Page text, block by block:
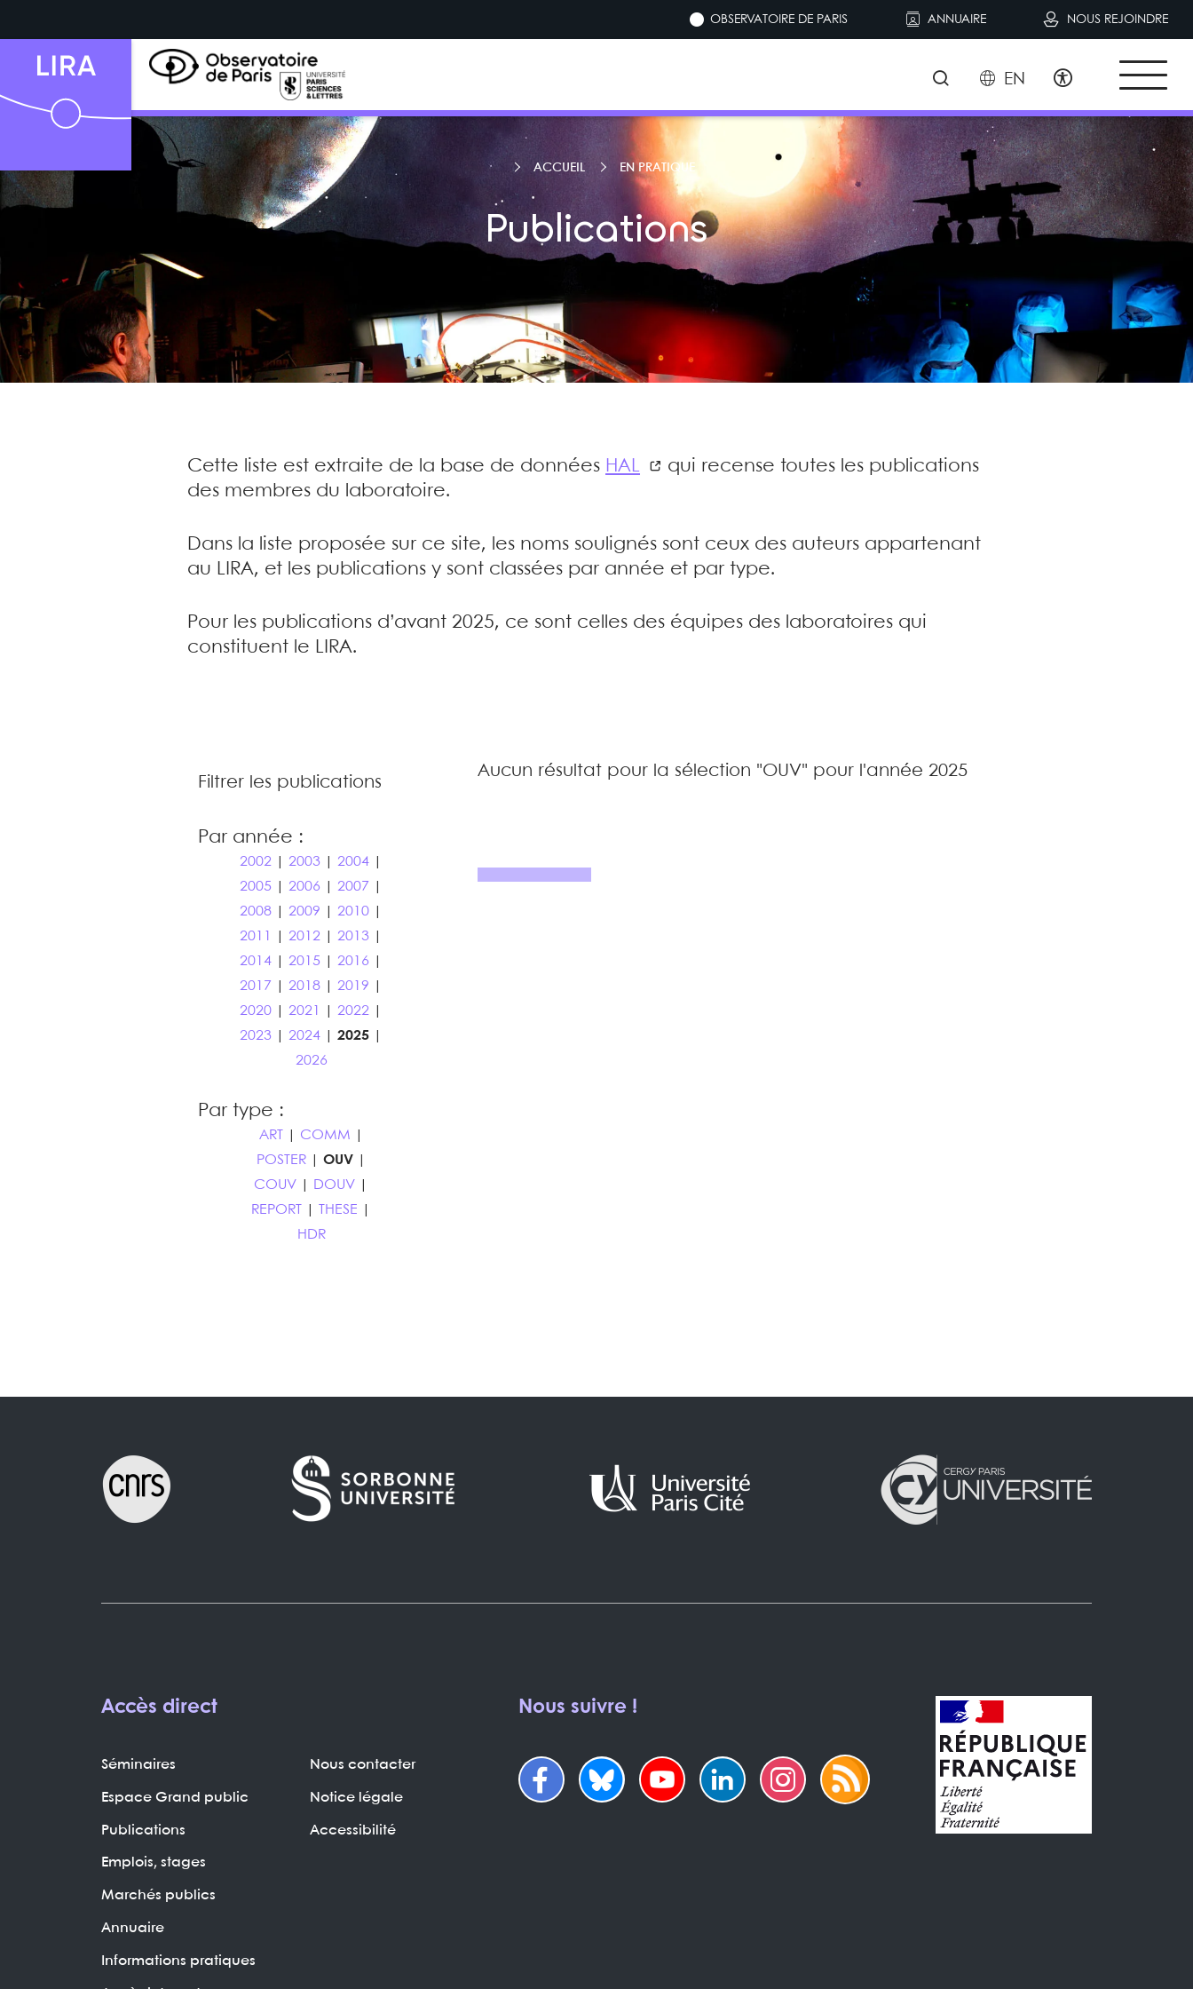
OBSERVATOIRE DE PARIS ANNUAIRE NOUS REJOINDRE
EN
ACCUEIL EN PRATIQUE
Publications
Cette liste est extraite de la base de données HAL
qui recense toutes les publications
des membres du laboratoire.
Dans la liste proposée sur ce site, les noms soulignés sont ceux des auteurs appartenant
au LIRA, et les publications y sont classées par année et par type.
Pour les publications d’avant 2025, ce sont celles des équipes des laboratoires qui
constituent le LIRA.
Filtrer les publications
Par année :
2002 |2003 |2004
2005 |2006 |2007
2008 |2009 |2010
2011
|2012 |2013
2014 |2015 |2016
2017 |2018 |2019
2020 |2021 |2022
2023 |2024 |2025
2026
Par type :
ART COMM
POSTER| OUV|
COUV
DOUV
REPORT
THESE
HDR
Aucun résultat pour la sélection "OUV" pour l'année 2025
Accès direct
Séminaires
Espace Grand public
Publications
Emplois, stages
Marchés publics
Annuaire
Informations pratiques
Nous contacter
Notice légale
Accessibilité
Nous suivre !